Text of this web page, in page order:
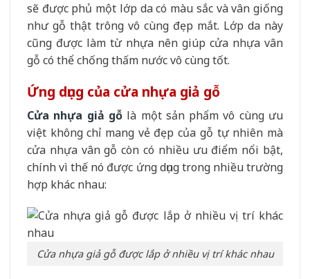
sẽ được phủ một lớp da có màu sắc và vân giống
như gỗ thật trông vô cùng đẹp mắt. Lớp da này
cũng được làm từ nhựa nên giúp cửa nhựa vân
gỗ có thể chống thấm nước vô cùng tốt.
Ứng dụng của cửa nhựa giả gỗ
Cửa nhựa giả gỗ là một sản phẩm vô cùng ưu
việt không chỉ mang vẻ đẹp của gỗ tự nhiên mà
cửa nhựa vân gỗ còn có nhiều ưu điểm nổi bật,
chính vì thế nó được ứng dụng trong nhiều trường
hợp khác nhau:
Cửa nhựa giả gỗ được lắp ở nhiều vị trí khác nhau